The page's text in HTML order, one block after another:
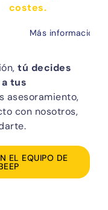
costes.
Más información
tú decides
tus
asesoramiento,
con nosotros,
EL EQUIPO DE